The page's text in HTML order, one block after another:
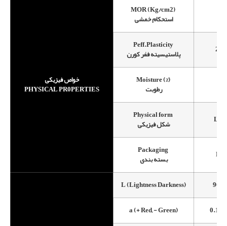
خواص فیزیکی
PHYSICAL PR0PERTIES
MOR (Kg/cm2)
استحکام خمشی
Peff.Plasticity
پلاستیسیته ففر کورن
Moisture (%)
رطوبت
Physical form
شکل فیزیکی
Packaging
بسته بندی
L (Lightness Darkness)
a (+ Red, - Green)